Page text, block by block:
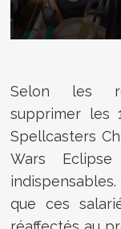
Selon les
supprimer les
Spellcasters
Wars
que ces